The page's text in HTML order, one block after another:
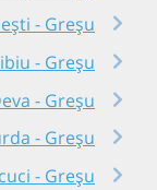
- Greșu
- Greșu
- Greșu
- Greșu
- Greșu